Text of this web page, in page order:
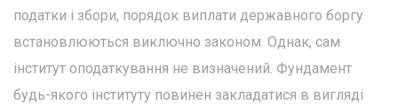
податки і збори, порядок виплати державного боргу
встановлюються виключно законом. Однак, сам
інститут оподаткування не визначений. Фундамент
будь-якого інституту повинен закладатися в вигляді